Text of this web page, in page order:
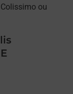
ou